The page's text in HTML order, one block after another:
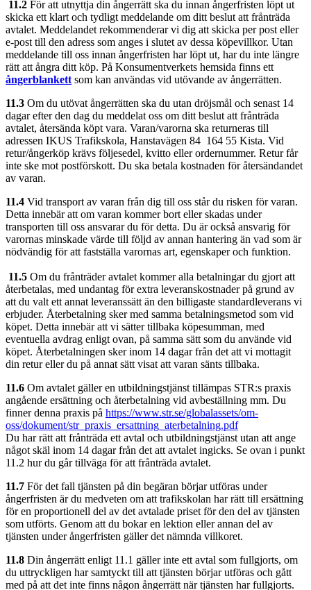
11.2 För att utnyttja din ångerrätt ska du innan ångerfristen löpt ut
skicka ett klart och tydligt meddelande om ditt beslut att frånträda
avtalet. Meddelandet rekommenderar vi dig att skicka per post eller
e-post till den adress som anges i slutet av dessa köpevillkor. Utan
meddelande till oss innan ångerfristen har löpt ut, har du inte längre
rätt att ångra ditt köp. På Konsumentverkets hemsida finns ett
ångerblankett som kan användas vid utövande av ångerrätten.
11.3 Om du utövat ångerrätten ska du utan dröjsmål och senast 14
dagar efter den dag du meddelat oss om ditt beslut att frånträda
avtalet, återsända köpt vara. Varan/varorna ska returneras till
adressen IKUS Trafikskola, Hanstavägen 84 164 55 Kista. Vid
retur/ångerköp krävs följesedel, kvitto eller ordernummer. Retur får
inte ske mot postförskott. Du ska betala kostnaden för återsändandet
av varan.
11.4 Vid transport av varan från dig till oss står du risken för varan.
Detta innebär att om varan kommer bort eller skadas under
transporten till oss ansvarar du för detta. Du är också ansvarig för
varornas minskade värde till följd av annan hantering än vad som är
nödvändig för att fastställa varornas art, egenskaper och funktion.
11.5 Om du frånträder avtalet kommer alla betalningar du gjort att
återbetalas, med undantag för extra leveranskostnader på grund av
att du valt ett annat leveranssätt än den billigaste standardleverans vi
erbjuder. Återbetalning sker med samma betalningsmetod som vid
köpet. Detta innebär att vi sätter tillbaka köpesumman, med
eventuella avdrag enligt ovan, på samma sätt som du använde vid
köpet. Återbetalningen sker inom 14 dagar från det att vi mottagit
din retur eller du på annat sätt visat att varan sänts tillbaka.
11.6 Om avtalet gäller en utbildningstjänst tillämpas STR:s praxis
angående ersättning och återbetalning vid avbeställning mm. Du
finner denna praxis på https://www.str.se/globalassets/om-
oss/dokument/str_praxis_ersattning_aterbetalning.pdf
Du har rätt att frånträda ett avtal och utbildningstjänst utan att ange
något skäl inom 14 dagar från det att avtalet ingicks. Se ovan i punkt
11.2 hur du går tillväga för att frånträda avtalet.
11.7 För det fall tjänsten på din begäran börjar utföras under
ångerfristen är du medveten om att trafikskolan har rätt till ersättning
för en proportionell del av det avtalade priset för den del av tjänsten
som utförts. Genom att du bokar en lektion eller annan del av
tjänsten under ångerfristen gäller det nämnda villkoret.
11.8 Din ångerrätt enligt 11.1 gäller inte ett avtal som fullgjorts, om
du uttryckligen har samtyckt till att tjänsten börjar utföras och gått
med på att det inte finns någon ångerrätt när tjänsten har fullgjorts.